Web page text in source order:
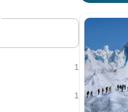
1
1